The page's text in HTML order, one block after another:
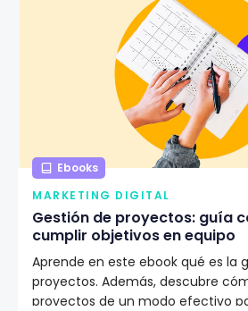
Ebooks
MARKETING DIGITAL
Gestión de proyectos: guía
cumplir objetivos en equipo
Aprende en este ebook qué es la
proyectos. Además, descubre
proyectos de un modo efectivo